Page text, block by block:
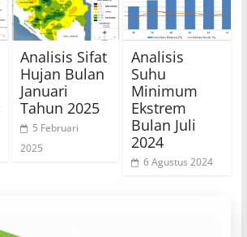
Analisis Sifat
Hujan Bulan
Januari
Tahun 2025
5 Februari
2025
Analisis
Suhu
Minimum
Ekstrem
Bulan Juli
2024
6 Agustus 2024